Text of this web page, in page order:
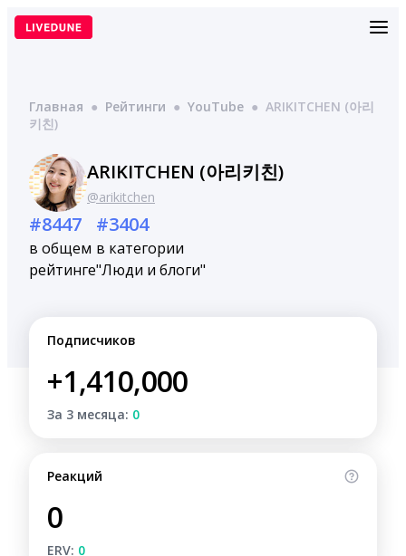
Перейти
Главная ● Рейтинги ● YouTube ● ARIKITCHEN (아리
키친)
ARIKITCHEN (아리키친)
@arikitchen
#8447
в общем
рейтинге
#3404
в категории
"Люди и блоги"
Подписчиков
+1,410,000
За 3 месяца: 0
Реакций
0
ERV: 0